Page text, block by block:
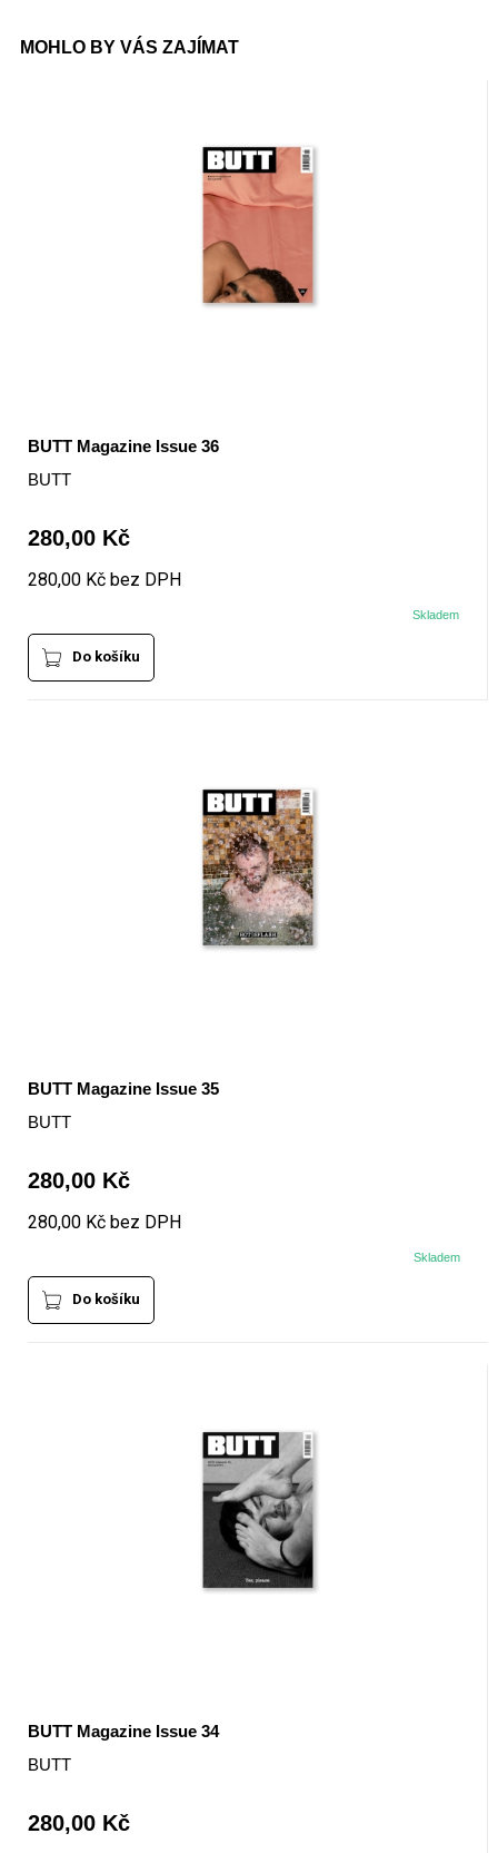
MOHLO BY VÁS ZAJÍMAT
BUTT Magazine Issue 36
BUTT
280,00 Kč
280,00 Kč bez DPH
Skladem
Do košíku
BUTT Magazine Issue 35
BUTT
280,00 Kč
280,00 Kč bez DPH
Skladem
Do košíku
BUTT Magazine Issue 34
BUTT
280,00 Kč